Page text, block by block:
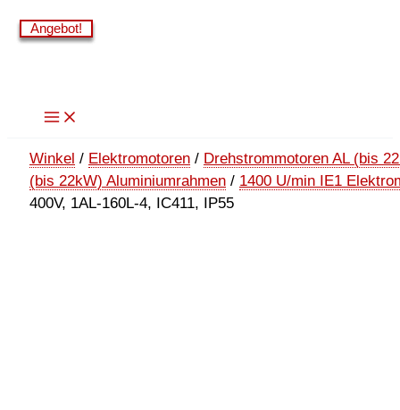
Zum
Inhalt
Winkel / Elektromotoren / Drehstrommotoren AL (bis
(bis 22kW) Aluminiumrahmen / 1400 U/min IE1
400V, 1AL-160L-4, IC411, IP55
Angebot!
Angebot!
Angebot!
Angebot!